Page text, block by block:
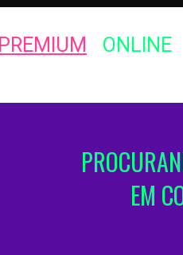
PREMIUM ONLINE
EM